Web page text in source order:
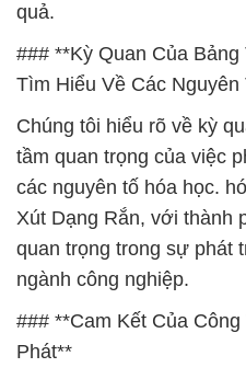
quả.
### **Kỳ Quan Của
Tìm Hiểu Về Các Nguyên
Chúng tôi hiểu rõ về kỳ
tầm quan trọng của việc
các nguyên tố hóa học.
Xút Dạng Rắn, với thành
quan trọng trong sự phát
ngành công nghiệp.
### **Cam Kết Của
Phát**